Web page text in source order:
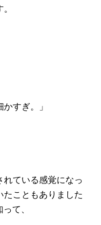
すぎ。」
れている感覚になっ
たこともありました
て、